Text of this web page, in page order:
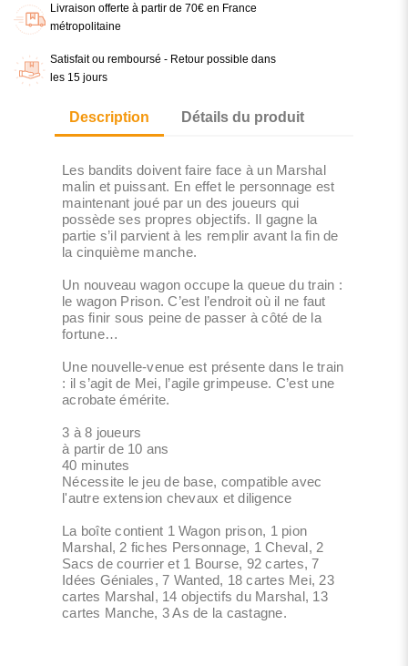
Livraison offerte à partir de 70€ en France
métropolitaine
Satisfait ou remboursé - Retour possible dans
les 15 jours
Description Détails du produit
Les bandits doivent faire face à un Marshal
malin et puissant. En effet le personnage est
maintenant joué par un des joueurs qui
possède ses propres objectifs. Il gagne la
partie s’il parvient à les remplir avant la fin de
la cinquième manche.
Un nouveau wagon occupe la queue du train :
le wagon Prison. C’est l’endroit où il ne faut
pas finir sous peine de passer à côté de la
fortune…
Une nouvelle-venue est présente dans le train
: il s’agit de Mei, l’agile grimpeuse. C’est une
acrobate émérite.
3 à 8 joueurs
à partir de 10 ans
40 minutes
Nécessite le jeu de base, compatible avec
l'autre extension chevaux et diligence
La boîte contient 1 Wagon prison, 1 pion
Marshal, 2 fiches Personnage, 1 Cheval, 2
Sacs de courrier et 1 Bourse, 92 cartes, 7
Idées Géniales, 7 Wanted, 18 cartes Mei, 23
cartes Marshal, 14 objectifs du Marshal, 13
cartes Manche, 3 As de la castagne.